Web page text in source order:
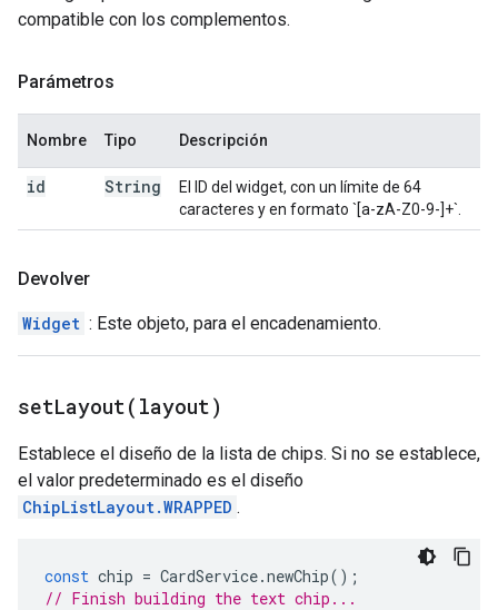
compatible con los complementos.
Parámetros
Nombre Tipo Descripción
id String
El ID del widget, con un límite de 64
caracteres y en formato `[a-zA-Z0-9-]+`.
Devolver
Widget : Este objeto, para el encadenamiento.
setLayout( layout)
Establece el diseño de la lista de chips. Si no se establece,
el valor predeterminado es el diseño
ChipListLayout.WRAPPED .
const chip = CardService.newChip();
// Finish building the text chip...